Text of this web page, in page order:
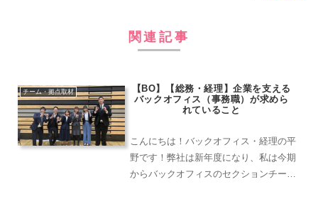
関連記事
チーム・拠点取材
【BO】【総務・経理】企業を支える
バックオフィス（事務職）が求めら
れていること
こんにちは！バックオフィス・経理の平
野です！弊社は新年度になり、私は今期
からバックオフィスのセクションチーフ